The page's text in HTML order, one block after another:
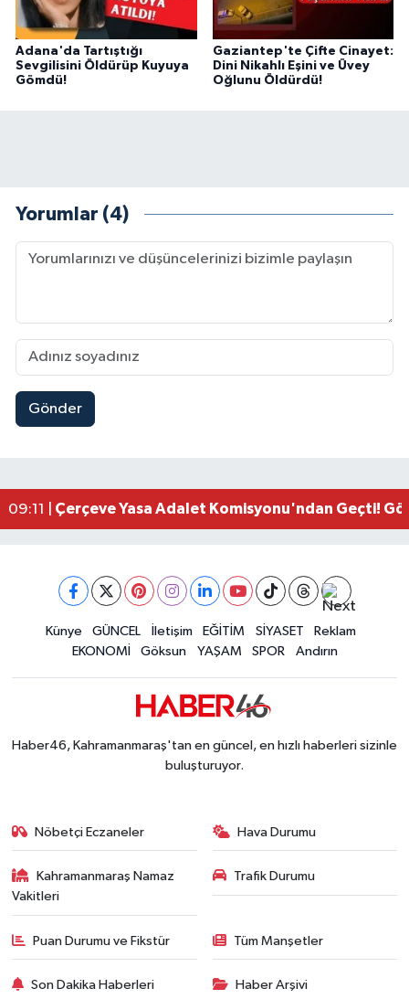
Adana'da Tartıştığı
Sevgilisini Öldürüp Kuyuya
Gömdü!
Gaziantep'te Çifte Cinayet:
Dini Nikahlı Eşini ve Üvey
Oğlunu Öldürdü!
Yorumlar (4)
Gönder
17:19 |Kahramanmaraşlı İşçi Adana'daki Tünel
09:11 | Çerçeve Yasa Adalet Komisyonu'ndan Geçti!
09:04 |Kahramanmaraş'taki Okul Saldırısı TBMM
Kahramanmaraş'ta Pusula Maraş Eğitim
Kahramanmaraş'ta Tarım İçin Su Seferberliği
20:02 |Kahramanmaraş'ta 5 Kilometrelik Yolda Sıcak
Künye GÜNCEL İletişim EĞİTİM SİYASET
Reklam
EKONOMİ
Göksun YAŞAM SPOR Andırın
Haber46, Kahramanmaraş'tan en güncel, en hızlı haberleri sizinle
buluşturuyor.
Nöbetçi Eczaneler Hava Durumu
Kahramanmaraş Namaz
Vakitleri
Trafik Durumu
Puan Durumu ve Fikstür Tüm Manşetler
Son Dakika Haberleri Haber Arşivi
YARIŞMALAR
TANITIM